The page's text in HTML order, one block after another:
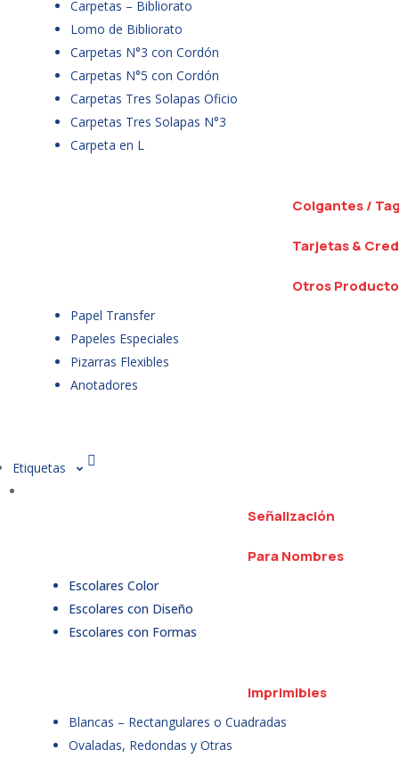
Carpetas – Bibliorato
Lomo de Bibliorato
Carpetas N°3 con Cordón
Carpetas N°5 con Cordón
Carpetas Tres Solapas Oficio
Carpetas Tres Solapas N°3
Carpeta en L
Colgantes /
Tarjetas &
Otros
Papel Transfer
Papeles Especiales
Pizarras Flexibles
Anotadores
Etiquetas
Señalización
Para Nombres
Escolares Color
Escolares con Diseño
Escolares con Formas
Imprimibles
Blancas – Rectangulares o Cuadradas
Ovaladas, Redondas y Otras